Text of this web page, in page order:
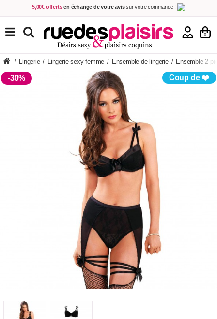
5,00€ offerts en échange de votre avissur votre commande !
Achetez aujourd'hui. Décidez quand payer !
Livraison en 48h
au prix de 2,90 € ! (Offerte dès 69,00€ d'achat)
0
TOUS NOS PRODUITS
/ Lingerie / Lingerie sexy femme / Ensemble de lingerie / Ensemble 2
-30% Coup de ❤️